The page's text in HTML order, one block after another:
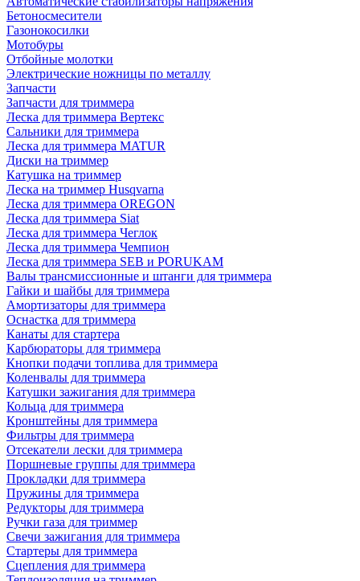
Бетоносмесители
Газонокосилки
Мотобуры
Отбойные молотки
Электрические ножницы по металлу
Запчасти
Запчасти для триммера
Леска для триммера Вертекс
Сальники для триммера
Леска для триммера MATUR
Диски на триммер
Катушка на триммер
Леска на триммер Husqvarna
Леска для триммера OREGON
Леска для триммера Siat
Леска для триммера Чеглок
Леска для триммера Чемпион
Леска для триммера SEB и PORUKAM
Валы трансмиссионные и штанги для триммера
Гайки и шайбы для триммера
Амортизаторы для триммера
Оснастка для триммера
Канаты для стартера
Карбюраторы для триммера
Кнопки подачи топлива для триммера
Коленвалы для триммера
Катушки зажигания для триммера
Кольца для триммера
Кронштейны для триммера
Фильтры для триммера
Отсекатели лески для триммера
Поршневые группы для триммера
Прокладки для триммера
Пружины для триммера
Редукторы для триммера
Ручки газа для триммер
Свечи зажигания для триммера
Стартеры для триммера
Сцепления для триммера